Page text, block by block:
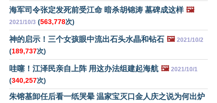
海军司令张定发死前受江命 暗杀胡锦涛 墓碑成这样 🖼️
2021/10/3 (563,778次)
神的启示！三个女孩眼中流出石头水晶和钻石 🖼️ 2021/10/2
(189,737次)
哇噻！江泽民亲自上阵 用这办法组建起海航 🖼️ 2021/10/1
(340,257次)
朱镕基卸任后看一纸哭晕 温家宝灭口金人庆之说为何出炉